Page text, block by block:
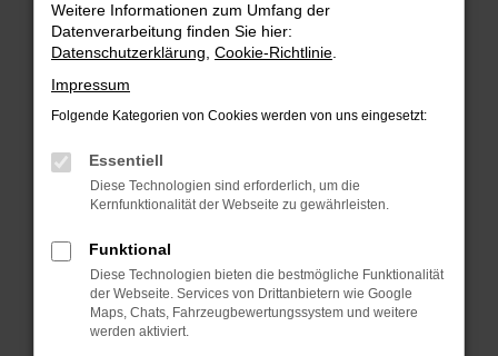
Überprüfe deine Firewall und deine
Internetverbindung.
Laden andere Webseiten, zum Beispiel deine
Suchmaschine?
Prüfe deine Browsererweiterungen.
können das Laden bestimmter Seiten
verhindern. Funktioniert die Seite in einem
Fenster?
Starte dein Gerät neu.
Das kann manchmal helfen, vorübergehende
Probleme zu beheben.
Weitere Informationen zum Umfang der
Datenverarbeitung finden Sie hier:
Datenschutzerklärung Cookie-Richtlinie
Impressum
Folgende Kategorien von Cookies werden von uns eingesetzt:
Essentiell
Diese Technologien sind erforderlich, um die
Kernfunktionalität der Webseite zu gewährleisten.
Funktional
Diese Technologien bieten die bestmögliche Funktionalität
der Webseite. Services von Drittanbietern wie Google
Maps, Chats, Fahrzeugbewertungssystem und weitere
werden aktiviert.